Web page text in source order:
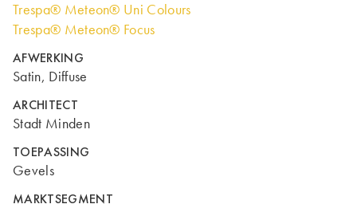
Trespa® Meteon® Uni Colours
Trespa® Meteon® Focus
AFWERKING
Satin, Diffuse
ARCHITECT
Stadt Minden
TOEPASSING
Gevels
MARKTSEGMENT